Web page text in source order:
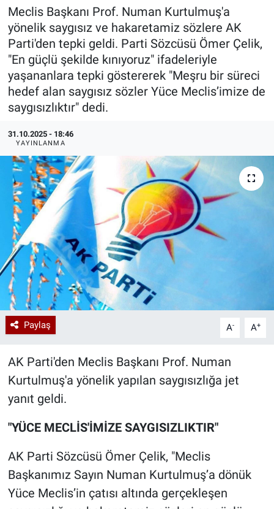
Meclis Başkanı Prof. Numan Kurtulmuş'a
yönelik saygısız ve hakaretamiz sözlere AK
Parti'den tepki geldi. Parti Sözcüsü Ömer Çelik,
"En güçlü şekilde kınıyoruz" ifadeleriyle
yaşananlara tepki göstererek "Meşru bir süreci
hedef alan saygısız sözler Yüce Meclis’imize de
saygısızlıktır" dedi.
31.10.2025 - 18:46
YAYINLANMA
Paylaş A- A+
AK Parti'den Meclis Başkanı Prof. Numan
Kurtulmuş'a yönelik yapılan saygısızlığa jet
yanıt geldi.
"YÜCE MECLİS'İMİZE SAYGISIZLIKTIR"
AK Parti Sözcüsü Ömer Çelik, "Meclis
Başkanımız Sayın Numan Kurtulmuş’a dönük
Yüce Meclis’in çatısı altında gerçekleşen
Trend
Özel Haberler
Yazarlar
Ekonomi
Dünya
Medya
Erişim Bilgileri
Sağlık
Teknoloji
Ramazan
Son Dakika Haberleri
Haber Arşivi